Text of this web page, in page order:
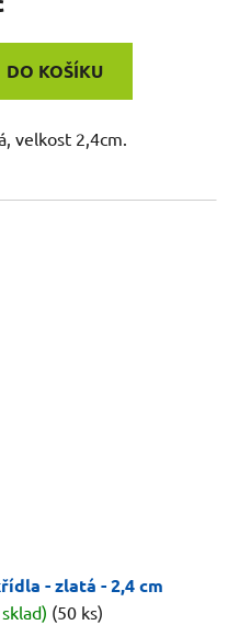
DO KOŠÍKU
velkost 2,4cm.
- zlatá - 2,4 cm
(50 ks)